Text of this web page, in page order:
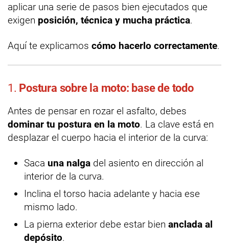
aplicar una serie de pasos bien ejecutados que
exigen posición, técnica y mucha práctica.
Aquí te explicamos cómo hacerlo correctamente.
1. Postura sobre la moto: base de todo
Antes de pensar en rozar el asfalto, debes
dominar tu postura en la moto. La clave está en
desplazar el cuerpo hacia el interior de la curva:
Saca una nalga del asiento en dirección al
interior de la curva.
Inclina el torso hacia adelante y hacia ese
mismo lado.
La pierna exterior debe estar bien anclada al
depósito.